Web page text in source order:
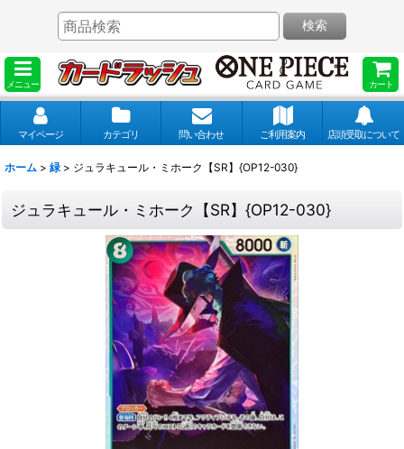
メニュー カート
検索
マイページ カテゴリ 問い合わせ ご利用案内 店頭受取について
ホーム > 緑 > ジュラキュール・ミホーク【SR】{OP12-030}
ジュラキュール・ミホーク【SR】{OP12-030}